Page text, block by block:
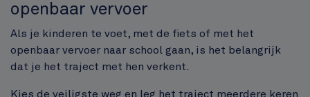
openbaar vervoer
Als je kinderen te voet, met de fiets of met het
openbaar vervoer naar school gaan, is het belangrijk
dat je het traject met hen verkent.
Kies de veiligste weg en leg het traject meerdere keren